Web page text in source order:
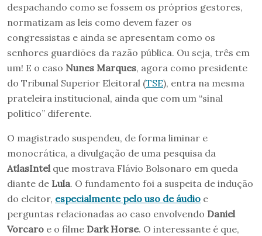
despachando como se fossem os próprios gestores,
normatizam as leis como devem fazer os
congressistas e ainda se apresentam como os
senhores guardiões da razão pública. Ou seja, três em
um! E o caso Nunes Marques, agora como presidente
do Tribunal Superior Eleitoral (TSE), entra na mesma
prateleira institucional, ainda que com um “sinal
político” diferente.
O magistrado suspendeu, de forma liminar e
monocrática, a divulgação de uma pesquisa da
AtlasIntel que mostrava Flávio Bolsonaro em queda
diante de Lula. O fundamento foi a suspeita de indução
do eleitor, especialmente pelo uso de áudio e
perguntas relacionadas ao caso envolvendo Daniel
Vorcaro e o filme Dark Horse. O interessante é que,